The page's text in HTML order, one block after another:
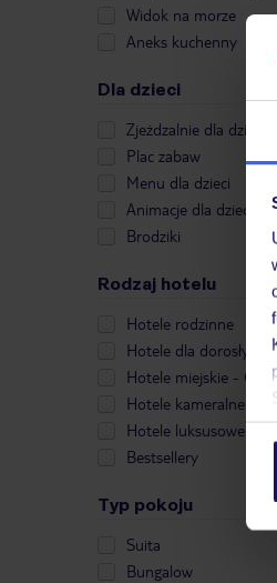
Widok na morze
Aneks kuchenny
Dla dzieci
Zjeżdzalnie dla dzieci
Plac zabaw
Menu dla dzieci
Animacje dla dzieci
Brodziki
Rodzaj hotelu
Hotele rodzinne
Hotele dla dorosłych
Hotele miejskie - City
Hotele kameralne
Hotele luksusowe
Bestsellery
Typ pokoju
Suita
Bungalow